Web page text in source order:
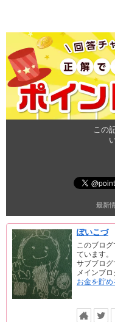
この
最新
ぽいこづ
このブロ
ています。
サブブログ
メインブ
お金を貯め